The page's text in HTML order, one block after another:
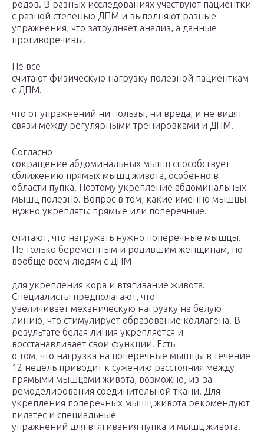
родов. В разных исследованиях участвуют пациентки
с разной степенью ДПМ и выполняют разные
упражнения, что затрудняет анализ, а данные
противоречивы.
Не все
считают физическую нагрузку полезной пациенткам
с ДПМ.
что от упражнений ни пользы, ни вреда, и не видят
связи между регулярными тренировками и ДПМ.
Согласно
сокращение абдоминальных мышц способствует
сближению прямых мышц живота, особенно в
области пупка. Поэтому укрепление абдоминальных
мышц полезно. Вопрос в том, какие именно мышцы
нужно укреплять: прямые или поперечные.
считают, что нагружать нужно поперечные мышцы.
Не только беременным и родившим женщинам, но
вообще всем людям с ДПМ
для укрепления кора и втягивание живота.
Специалисты предполагают, что
увеличивает механическую нагрузку на белую
линию, что стимулирует образование коллагена. В
результате белая линия укрепляется и
восстанавливает свои функции. Есть
о том, что нагрузка на поперечные мышцы в течение
12 недель приводит к сужению расстояния между
прямыми мышцами живота, возможно, из-за
ремоделирования соединительной ткани. Для
укрепления поперечных мышц живота рекомендуют
пилатес и специальные
упражнений для втягивания пупка и мышц живота.